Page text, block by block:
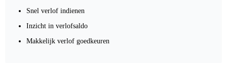
Snel verlof indienen
Inzicht in verlofsaldo
Makkelijk verlof goedkeuren